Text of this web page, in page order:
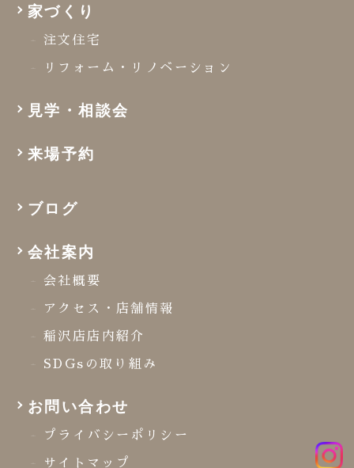
家づくり
注文住宅
リフォーム・リノベーション
見学・相談会
来場予約
ブログ
会社案内
会社概要
アクセス・店舗情報
稲沢店店内紹介
SDGsの取り組み
お問い合わせ
プライバシーポリシー
サイトマップ